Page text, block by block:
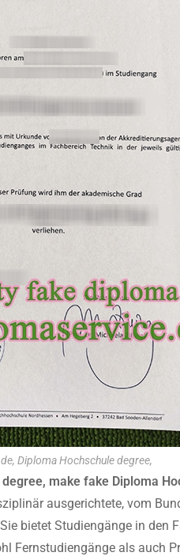
Diploma Hochschule degree,
make fake Diploma
ausgerichtete, vom
bietet Studiengänge in den
Fernstudiengänge als auch